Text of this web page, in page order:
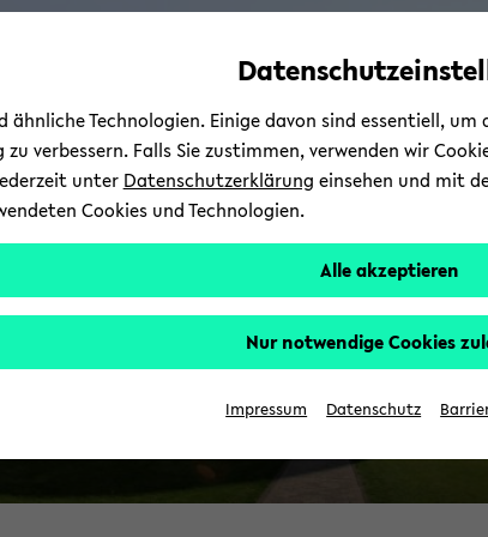
Automatische
vermeiden
zum
wechseln
zum
wechseln
zum
wechseln
ähnliche Technologien. Einige davon sind essentiell,
verbessern. Falls Sie zustimmen, verwenden wir
unter Datenschutzerklärung einsehen und mit
Cookies und Technologien.
Alle akzeptieren
Nur notwendige Cookies
Impressum Datenschutz